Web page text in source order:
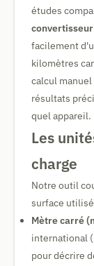
études
facilement
kilomètres
calcul
résultats
quel appareil.
Les
charge
Notre outil
surface
Mètre carré
international
pour décrire